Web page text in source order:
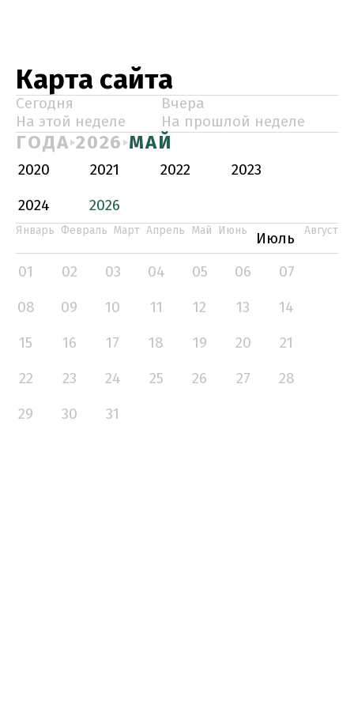
Карта сайта
Сегодня
Вчера
На этой неделе
На прошлой неделе
ГОДА 2026 МАЙ
2020 2021 2022
2023
2024
2026
Январь Февраль Март Апрель Май Июнь Июль Август
01 02 03 04 05 06
07
08
09 10 11 12 13
14
15
16 17 18 19 20
21
22
23 24 25 26 27
28
29
30 31